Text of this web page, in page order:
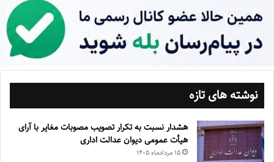
نوشته های تازه
هشدار نسبت به تکرار تصویب مصوبات مغایر با آرای
هیأت عمومی دیوان عدالت اداری
۱۵ مرداد‌ماه ۱۴۰۵